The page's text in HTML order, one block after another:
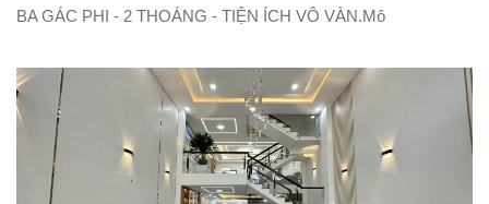
BA GÁC PHI - 2 THOÁNG - TIỆN ÍCH VÔ VÀN.Mô